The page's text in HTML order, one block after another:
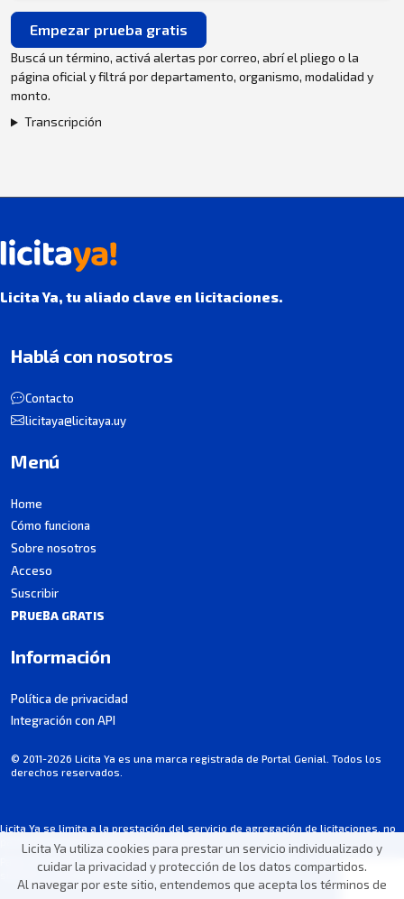
Licita Ya utiliza cookies para prestar un servicio individualizado y
cuidar la privacidad y protección de los datos compartidos.
Al navegar por este sitio, entendemos que acepta los términos de
Empezar prueba gratis
Buscá un término, activá alertas por correo, abrí el pliego o la
página oficial y filtrá por departamento, organismo, modalidad y
monto.
Transcripción
Licita Ya, tu aliado clave en licitaciones.
Licita Ya se limita a la prestación del servicio de agregación de licitaciones, no
participa en los procesos de contratación.
Parte de la información puede contener imprecisiones involuntarias. Consultá
siempre el pliego/aviso oficial de cada licitación.
Hablá con nosotros
Contacto
licitaya@licitaya.uy
Menú
Home
Cómo funciona
Sobre nosotros
Acceso
Suscribir
PRUEBA GRATIS
Información
Política de privacidad
Integración con API
© 2011-2026 Licita Ya es una marca registrada de Portal Genial. Todos los
derechos reservados.